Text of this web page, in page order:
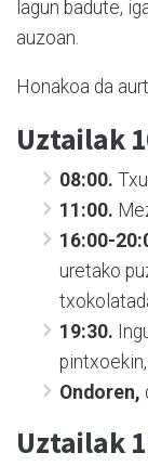
lagun badute,
auzoan.
Honakoa da
Uztailak
08:00.
11:00.
16:00-
uretako
19:30.
Ondoren,
Uztailak